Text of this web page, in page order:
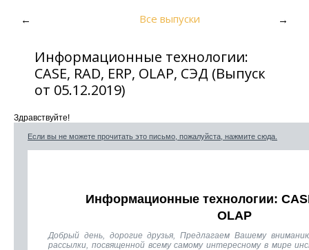
← Все выпуски →
Информационные технологии:
CASE, RAD, ERP, OLAP, СЭД (Выпуск
от 05.12.2019)
Здравствуйте!
Если вы не можете прочитать это письмо, пожалуйста, нажмите сюда.
Информационные технологии:
OLAP
Добрый день, дорогие друзья, Предлагаем Вашему
рассылки, посвященной всему самому интересному в мире